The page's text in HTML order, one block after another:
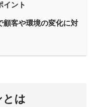
イント
顧客や環境の変化に対
とは